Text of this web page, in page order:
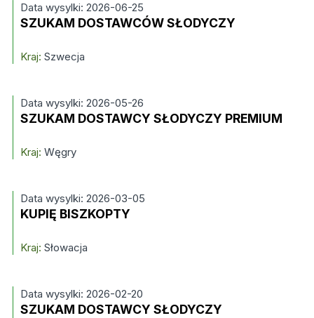
Data wysylki: 2026-06-25
SZUKAM DOSTAWCÓW SŁODYCZY
Kraj: Szwecja
Data wysylki: 2026-05-26
SZUKAM DOSTAWCY SŁODYCZY PREMIUM
Kraj: Węgry
Data wysylki: 2026-03-05
KUPIĘ BISZKOPTY
Kraj: Słowacja
Data wysylki: 2026-02-20
SZUKAM DOSTAWCY SŁODYCZY